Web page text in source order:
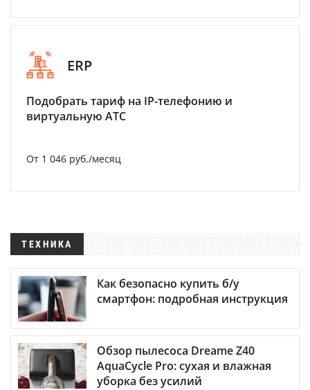
ERP
Подобрать тариф на IP-телефонию и
виртуальную АТС
От 1 046 руб./месяц
ТЕХНИКА
Как безопасно купить б/у
смартфон: подробная инструкция
Обзор пылесоса Dreame Z40
AquaCycle Pro: сухая и влажная
уборка без усилий